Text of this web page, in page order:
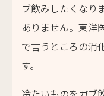
ブ飲みしたくなり
ありません。東洋
で言うところの消
す。